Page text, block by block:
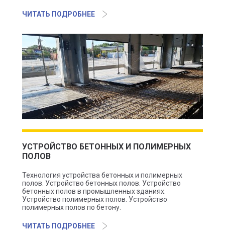
ЧИТАТЬ ПОДРОБНЕЕ
УСТРОЙСТВО БЕТОННЫХ И ПОЛИМЕРНЫХ
ПОЛОВ
Технология устройства бетонных и полимерных
полов. Устройство бетонных полов. Устройство
бетонных полов в промышленных зданиях.
Устройство полимерных полов. Устройство
полимерных полов по бетону.
ЧИТАТЬ ПОДРОБНЕЕ